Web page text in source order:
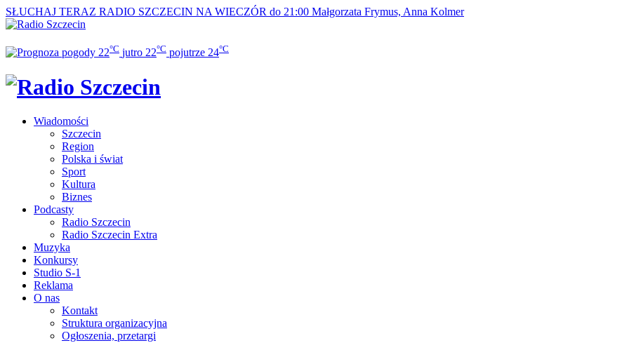
SŁUCHAJ TERAZ RADIO SZCZECIN NA WIECZÓR do 21:00 Małgorzata Frymus, Anna Kolmer
22°C jutro 22°C pojutrze 24°C
Wiadomości
Szczecin
Region
Polska i świat
Sport
Kultura
Biznes
Podcasty
Radio Szczecin
Radio Szczecin Extra
Muzyka
Konkursy
Studio S-1
Reklama
O nas
Kontakt
Struktura organizacyjna
Ogłoszenia, przetargi